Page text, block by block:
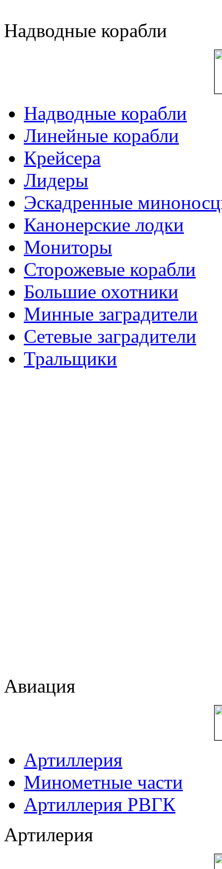
Надводные корабли
Надводные корабли
Линейные корабли
Крейсера
Лидеры
Эскадренные
Канонерские лодки
Мониторы
Сторожевые корабли
Большие охотники
Минные заградители
Сетевые заградители
Тральщики
Авиация
Артиллерия
Минометные части
Артиллерия РВГК
Артилерия